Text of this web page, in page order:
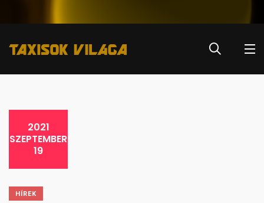
2021
SZEPTEMBER
19
HÍREK